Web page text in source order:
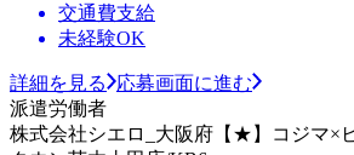
交通費支給
未経験OK
詳細を見る
応募画面に進む
派遣労働者
株式会社シエロ_大阪府【★】コジマ×